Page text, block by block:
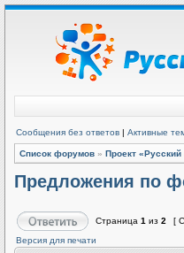
Сообщения без ответов | Активные
Список форумов » Проект «Русский
Предложения по
Страница 1 из 2
[
Версия для печати